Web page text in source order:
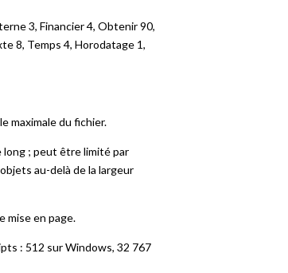
3, Financier 4, Obtenir 90,
8, Temps 4, Horodatage 1,
maximale du fichier.
long ; peut être limité par
au-delà de la largeur
mise en page.
: 512 sur Windows, 32 767